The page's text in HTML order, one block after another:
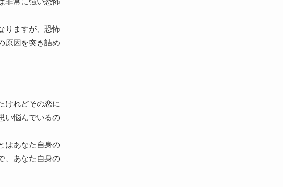
非常に強い恐怖
りますが、恐怖
原因を突き詰め
けれどその恋に
い悩んでいるの
はあなた自身の
、あなた自身の